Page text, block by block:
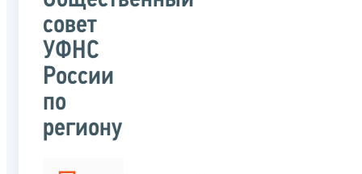
совет
УФНС
России
по
региону